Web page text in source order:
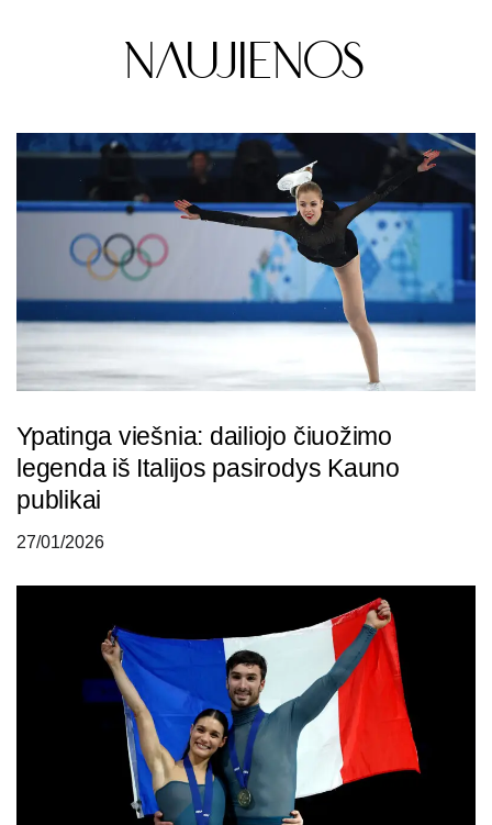
NAUJIENOS
Ypatinga viešnia: dailiojo čiuožimo
legenda iš Italijos pasirodys Kauno
publikai
27/01/2026